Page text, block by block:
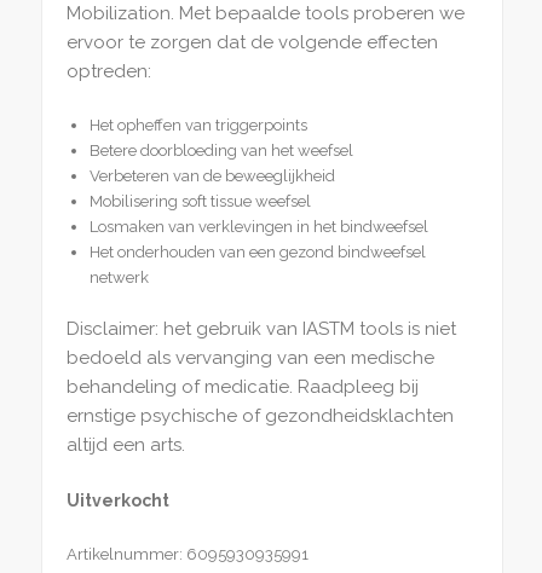
Mobilization. Met bepaalde tools proberen we
ervoor te zorgen dat de volgende effecten
optreden:
Het opheffen van triggerpoints
Betere doorbloeding van het weefsel
Verbeteren van de beweeglijkheid
Mobilisering soft tissue weefsel
Losmaken van verklevingen in het bindweefsel
Het onderhouden van een gezond bindweefsel
netwerk
Disclaimer: het gebruik van IASTM tools is niet
bedoeld als vervanging van een medische
behandeling of medicatie. Raadpleeg bij
ernstige psychische of gezondheidsklachten
altijd een arts.
Uitverkocht
Artikelnummer: 6095930935991